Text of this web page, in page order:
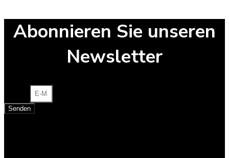
Abonnieren Sie unseren
Newsletter
Senden